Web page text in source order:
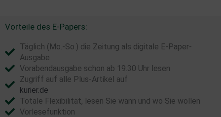
Vorteile des E-Papers:
Täglich (Mo.-So.) die Zeitung als digitale E-Paper-
Ausgabe
Vorabendausgabe schon ab 19.30 Uhr lesen
Zugriff auf alle Plus-Artikel auf
kurier.de
Totale Flexibilität, lesen Sie wann und wo Sie wollen
Vorlesefunktion